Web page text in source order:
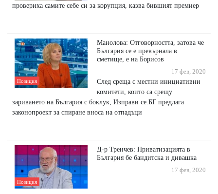
провериха самите себе си за корупция, казва бившият премиер
Позиция
Манолова: Отговорността, затова че
България се е превърнала в
сметище, е на Борисов
17 фев, 2020
След среща с местни инициативни
комитети, които са срещу
зариването на България с боклук, Изправи се.БГ предлага
законопроект за спиране вноса на отпадъци
Позиция
Д-р Тренчев: Приватизацията в
България бе бандитска и дивашка
17 фев, 2020